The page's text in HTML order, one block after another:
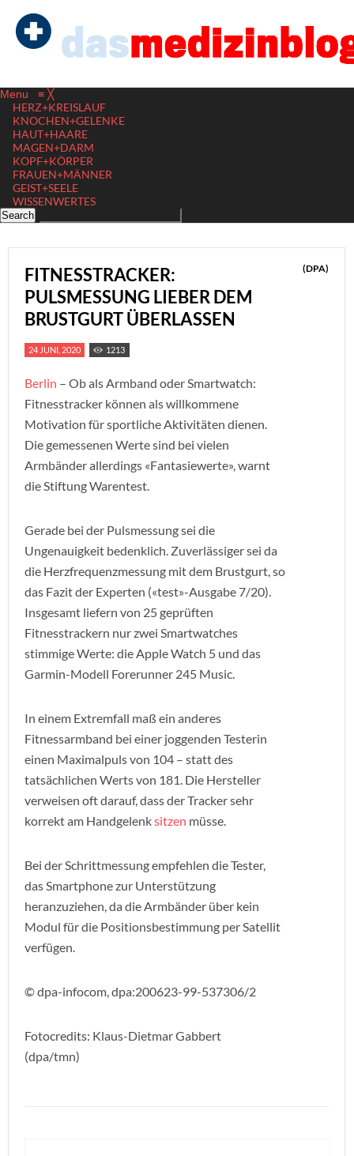
Menu ≡ ╳
HERZ+KREISLAUF
KNOCHEN+GELENKE
HAUT+HAARE
MAGEN+DARM
KOPF+KÖRPER
FRAUEN+MÄNNER
GEIST+SEELE
WISSENWERTES
FITNESSTRACKER:
PULSMESSUNG LIEBER DEM
BRUSTGURT ÜBERLASSEN
(DPA)
24 JUNI, 2020 1213
Berlin – Ob als Armband oder Smartwatch:
Fitnesstracker können als willkommene
Motivation für sportliche Aktivitäten dienen.
Die gemessenen Werte sind bei vielen
Armbänder allerdings «Fantasiewerte», warnt
die Stiftung Warentest.
Gerade bei der Pulsmessung sei die
Ungenauigkeit bedenklich. Zuverlässiger sei da
die Herzfrequenzmessung mit dem Brustgurt, so
das Fazit der Experten («test»-Ausgabe 7/20).
Insgesamt liefern von 25 geprüften
Fitnesstrackern nur zwei Smartwatches
stimmige Werte: die Apple Watch 5 und das
Garmin-Modell Forerunner 245 Music.
In einem Extremfall maß ein anderes
Fitnessarmband bei einer joggenden Testerin
einen Maximalpuls von 104 – statt des
tatsächlichen Werts von 181. Die Hersteller
verweisen oft darauf, dass der Tracker sehr
korrekt am Handgelenksitzen müsse.
Bei der Schrittmessung empfehlen die Tester,
das Smartphone zur Unterstützung
heranzuziehen, da die Armbänder über kein
Modul für die Positionsbestimmung per Satellit
verfügen.
© dpa-infocom, dpa:200623-99-537306/2
Fotocredits: Klaus-Dietmar Gabbert
(dpa/tmn)